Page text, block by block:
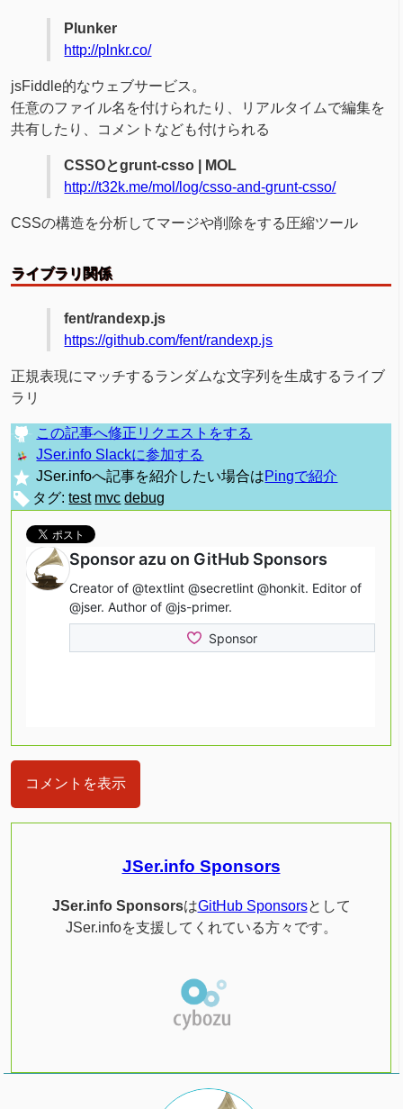
Plunker
http://plnkr.co/
jsFiddle的なウェブサービス。
任意のファイル名を付けられたり、リアルタイムで編集を
共有したり、コメントなども付けられる
CSSOとgrunt-csso | MOL
http://t32k.me/mol/log/csso-and-grunt-csso/
CSSの構造を分析してマージや削除をする圧縮ツール
ライブラリ関係
fent/randexp.js
https://github.com/fent/randexp.js
正規表現にマッチするランダムな文字列を生成するライブ
ラリ
この記事へ修正リクエストをする
JSer.info Slackに参加する
JSer.infoへ記事を紹介したい場合はPingで紹介
タグ: test mvc debug
コメントを表示
JSer.info Sponsors
JSer.info SponsorsはGitHub Sponsorsとして
JSer.infoを支援してくれている方々です。